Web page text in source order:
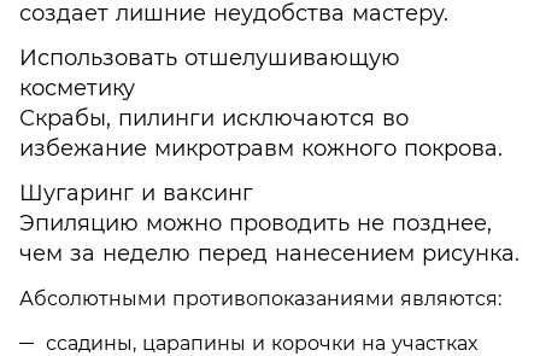
создает лишние неудобства мастеру.
Использовать отшелушивающую
косметику
Скрабы, пилинги исключаются во
избежание микротравм кожного покрова.
Шугаринг и ваксинг
Эпиляцию можно проводить не позднее,
чем за неделю перед нанесением рисунка.
Абсолютными противопоказаниями являются:
ссадины, царапины и корочки на участках